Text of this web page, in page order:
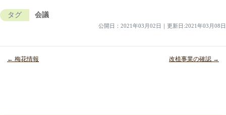
タグ 会議
公開日： 2021年03月02日 ｜ 更新日:2021年03月08日
← 梅花情報 改植事業の確認 →